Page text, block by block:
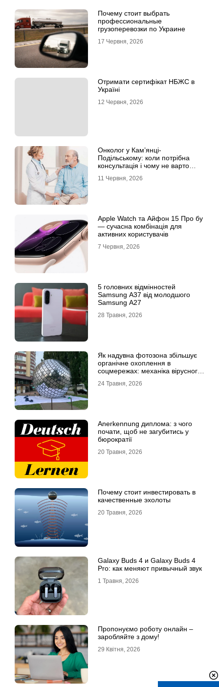
Почему стоит выбрать
профессиональные
грузоперевозки по Украине
17 Червня, 2026
Отримати сертифікат НБЖС в
Україні
12 Червня, 2026
Онколог у Кам’янці-
Подільському: коли потрібна
консультація і чому не варто
11 Червня, 2026
Apple Watch та Айфон 15 Про бу
— сучасна комбінація для
активних користувачів
7 Червня, 2026
5 головних відмінностей
Samsung A37 від молодшого
Samsung A27
28 Травня, 2026
Як надувна фотозона збільшує
органічне охоплення в
соцмережах: механіка вірусного
24 Травня, 2026
Anerkennung диплома: з чого
почати, щоб не загубитись у
бюрократії
20 Травня, 2026
Почему стоит инвестировать в
качественные эхолоты
20 Травня, 2026
Galaxy Buds 4 и Galaxy Buds 4
Pro: как меняют привычный звук
1 Травня, 2026
Пропонуємо роботу онлайн –
заробляйте з дому!
29 Квітня, 2026